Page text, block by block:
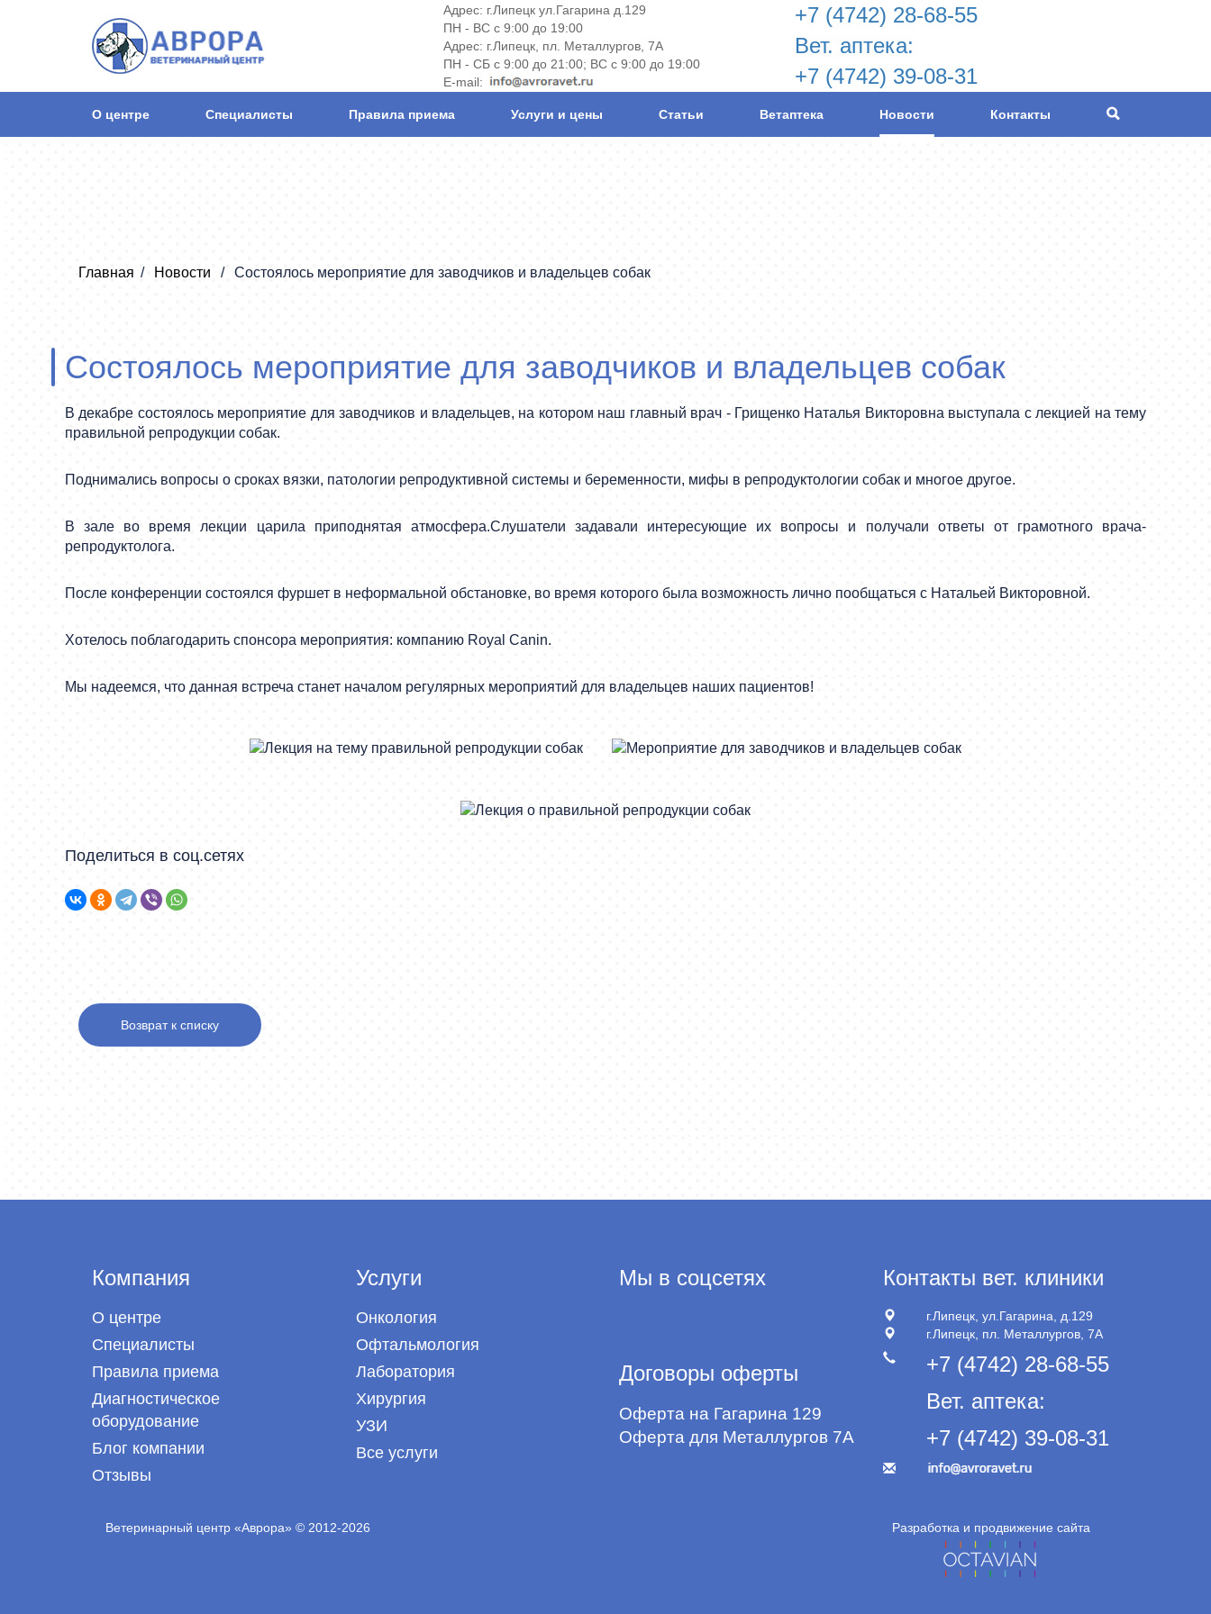
Адрес: г.Липецк ул.Гагарина д.129
ПН - ВС с 9:00 до 19:00
Адрес: г.Липецк, пл. Металлургов, 7А
ПН - СБ с 9:00 до 21:00; ВС с 9:00 до 19:00
E-mail:
+7 (4742) 28-68-55
Вет. аптека:
+7 (4742) 39-08-31
О центре Специалисты Правила приема Услуги и цены Статьи Ветаптека Новости Контакты
Главная Новости Состоялось мероприятие для заводчиков и владельцев собак
Состоялось мероприятие для заводчиков и владельцев собак
В декабре состоялось мероприятие для заводчиков и владельцев, на котором наш главный врач - Грищенко Наталья Викторовна выступала с лекцией на тему
правильной репродукции собак.
Поднимались вопросы о сроках вязки, патологии репродуктивной системы и беременности, мифы в репродуктологии собак и многое другое.
В зале во время лекции царила приподнятая атмосфера.Слушатели задавали интересующие их вопросы и получали ответы от грамотного врача-
репродуктолога.
После конференции состоялся фуршет в неформальной обстановке, во время которого была возможность лично пообщаться с Натальей Викторовной.
Хотелось поблагодарить спонсора мероприятия: компанию Royal Canin.
Мы надеемся, что данная встреча станет началом регулярных мероприятий для владельцев наших пациентов!
Поделиться в соц.сетях
Возврат к списку
Компания
О центре
Специалисты
Правила приема
Диагностическое
оборудование
Блог компании
Отзывы
Услуги
Онкология
Офтальмология
Лаборатория
Хирургия
УЗИ
Все услуги
Мы в соцсетях
Договоры оферты
Оферта на Гагарина 129
Оферта для Металлургов 7А
Контакты вет. клиники
г.Липецк, ул.Гагарина, д.129
г.Липецк, пл. Металлургов, 7А
+7 (4742) 28-68-55
Вет. аптека:
+7 (4742) 39-08-31
Ветеринарный центр «Аврора» © 2012-2026 Разработка и продвижение сайта